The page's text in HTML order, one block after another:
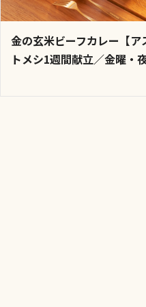
金の玄米ビーフカレー【ア
トメシ1週間献立／金曜・